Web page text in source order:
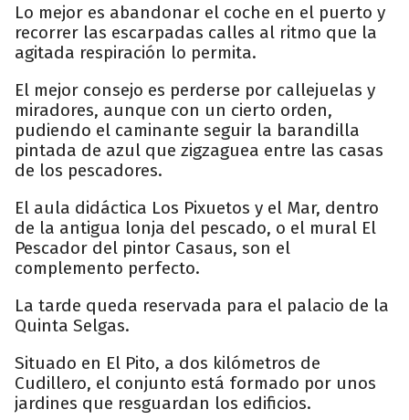
Lo mejor es abandonar el coche en el puerto y
recorrer las escarpadas calles al ritmo que la
agitada respiración lo permita.
El mejor consejo es perderse por callejuelas y
miradores, aunque con un cierto orden,
pudiendo el caminante seguir la barandilla
pintada de azul que zigzaguea entre las casas
de los pescadores.
El aula didáctica Los Pixuetos y el Mar, dentro
de la antigua lonja del pescado, o el mural El
Pescador del pintor Casaus, son el
complemento perfecto.
La tarde queda reservada para el palacio de la
Quinta Selgas.
Situado en El Pito, a dos kilómetros de
Cudillero, el conjunto está formado por unos
jardines que resguardan los edificios.